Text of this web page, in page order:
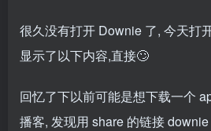
很久没有打开 Downie 了, 今天打
显示了以下内容,直接🙄
回忆了下以前可能是想下载一个
播客, 发现用 share 的链接